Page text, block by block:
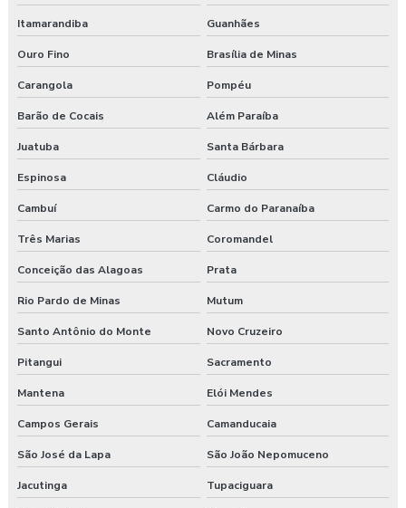
Itamarandiba Guanhães
Ouro Fino Brasília de Minas
Carangola Pompéu
Barão de Cocais Além Paraíba
Juatuba Santa Bárbara
Espinosa Cláudio
Cambuí Carmo do Paranaíba
Três Marias Coromandel
Conceição das Alagoas Prata
Rio Pardo de Minas Mutum
Santo Antônio do Monte Novo Cruzeiro
Pitangui Sacramento
Mantena Elói Mendes
Campos Gerais Camanducaia
São José da Lapa São João Nepomuceno
Jacutinga Tupaciguara